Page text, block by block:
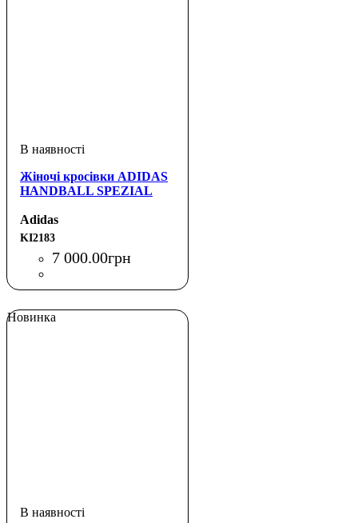
Жіночі кросівки ADIDAS
HANDBALL SPEZIAL
Adidas
KI2183
7 000.00грн
Новинка